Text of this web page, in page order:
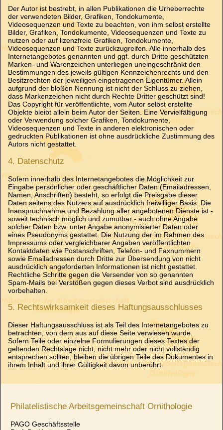
Der Autor ist bestrebt, in allen Publikationen die Urheberrechte
der verwendeten Bilder, Grafiken, Tondokumente,
Videosequenzen und Texte zu beachten, von ihm selbst erstellte
Bilder, Grafiken, Tondokumente, Videosequenzen und Texte zu
nutzen oder auf lizenzfreie Grafiken, Tondokumente,
Videosequenzen und Texte zurückzugreifen. Alle innerhalb des
Internetangebotes genannten und ggf. durch Dritte geschützten
Marken- und Warenzeichen unterliegen uneingeschränkt den
Bestimmungen des jeweils gültigen Kennzeichenrechts und den
Besitzrechten der jeweiligen eingetragenen Eigentümer. Allein
aufgrund der bloßen Nennung ist nicht der Schluss zu ziehen,
dass Markenzeichen nicht durch Rechte Dritter geschützt sind!
Das Copyright für veröffentlichte, vom Autor selbst erstellte
Objekte bleibt allein beim Autor der Seiten. Eine Vervielfältigung
oder Verwendung solcher Grafiken, Tondokumente,
Videosequenzen und Texte in anderen elektronischen oder
gedruckten Publikationen ist ohne ausdrückliche Zustimmung des
Autors nicht gestattet.
4. Datenschutz
Sofern innerhalb des Internetangebotes die Möglichkeit zur
Eingabe persönlicher oder geschäftlicher Daten (Emailadressen,
Namen, Anschriften) besteht, so erfolgt die Preisgabe dieser
Daten seitens des Nutzers auf ausdrücklich freiwilliger Basis. Die
Inanspruchnahme und Bezahlung aller angebotenen Dienste ist -
soweit technisch möglich und zumutbar - auch ohne Angabe
solcher Daten bzw. unter Angabe anonymisierter Daten oder
eines Pseudonyms gestattet. Die Nutzung der im Rahmen des
Impressums oder vergleichbarer Angaben veröffentlichten
Kontaktdaten wie Postanschriften, Telefon- und Faxnummern
sowie Emailadressen durch Dritte zur Übersendung von nicht
ausdrücklich angeforderten Informationen ist nicht gestattet.
Rechtliche Schritte gegen die Versender von so genannten
Spam-Mails bei Verstößen gegen dieses Verbot sind ausdrücklich
vorbehalten.
5. Rechtswirksamkeit dieses Haftungsausschlusses
Dieser Haftungsausschluss ist als Teil des Internetangebotes zu
betrachten, von dem aus auf diese Seite verwiesen wurde.
Sofern Teile oder einzelne Formulierungen dieses Textes der
geltenden Rechtslage nicht, nicht mehr oder nicht vollständig
entsprechen sollten, bleiben die übrigen Teile des Dokumentes in
ihrem Inhalt und ihrer Gültigkeit davon unberührt.
Philatelistische Arbeitsgemeinschaft Ornithologie
PAGO Geschäftsstelle